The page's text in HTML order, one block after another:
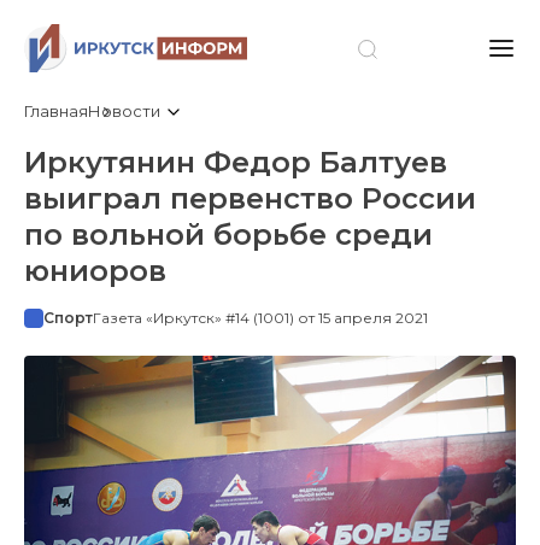
ГлавнаяНовости
Иркутянин Федор Балтуев
выиграл первенство России
по вольной борьбе среди
юниоров
СпортГазета «Иркутск» #14 (1001) от 15 апреля 2021